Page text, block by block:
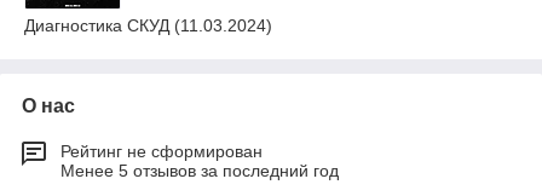
Диагностика СКУД (11.03.2024)
О нас
Рейтинг не сформирован
Менее 5 отзывов за последний год